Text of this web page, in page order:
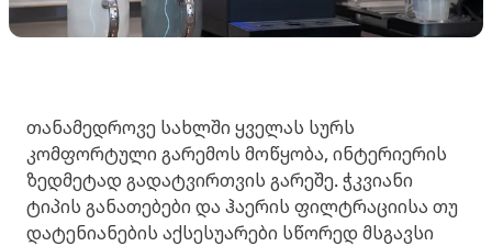
თანამედროვე სახლში ყველას სურს
კომფორტული გარემოს მოწყობა, ინტერიერის
ზედმეტად გადატვირთვის გარეშე. ჭკვიანი
ტიპის განათებები და ჰაერის ფილტრაციისა თუ
დატენიანების აქსესუარები სწორედ მსგავსი